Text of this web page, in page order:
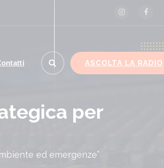
ASCOLTA LA RADIO
per
ed emergenze”